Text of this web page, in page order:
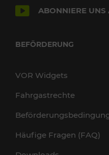
ABONNIERE UNS
BEFÖRDERUNG
VOR Widgets
Fahrgastrechte
Häufige Fragen (FAQ)